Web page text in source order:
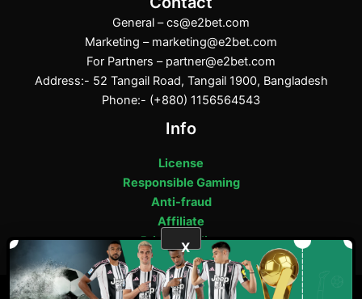
X
General –cs@e2bet.com
Marketing – marketing@e2bet.com
For Partners – partner@e2bet.com
Address:- 52 Tangail Road, Tangail 1900, Bangladesh
Phone:- (+880) 1156564543
Info
License
Responsible Gaming
Anti-fraud
Affiliate
Privacy Policy